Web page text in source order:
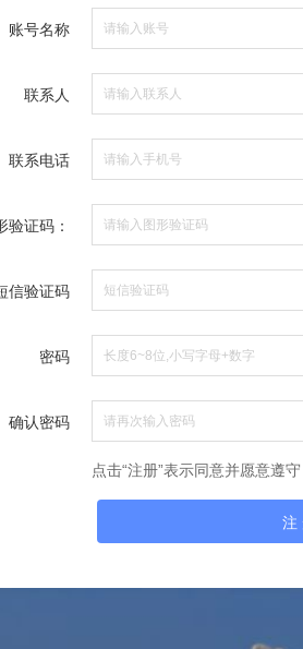
账号名称
联系人
联系电话
验证码：
信验证码
密码
确认密码
点击“注册”表示同意并愿意遵守
注